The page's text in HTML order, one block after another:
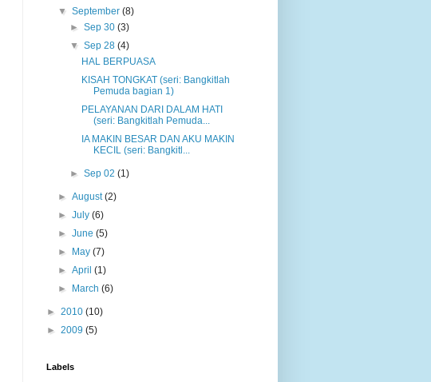
▼September(8)
► Sep 30 (3)
▼ Sep 28 (4)
HAL BERPUASA
KISAH TONGKAT (seri: Bangkitlah
Pemuda bagian 1)
PELAYANAN DARI DALAM HATI
(seri: Bangkitlah Pemuda...
IA MAKIN BESAR DAN AKU MAKIN
KECIL (seri: Bangkitl...
► Sep 02 (1)
►August(2)
►July(6)
►June(5)
►
May(7)
►April(1)
►
March(6)
► 2010 (10)
► 2009 (5)
Labels